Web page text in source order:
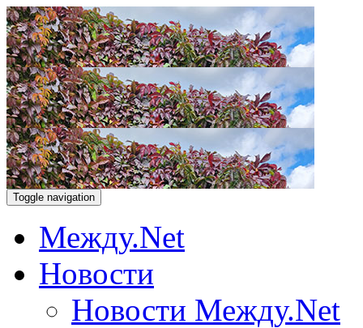
Toggle navigation
Между.Net
Новости
Новости Между.Net